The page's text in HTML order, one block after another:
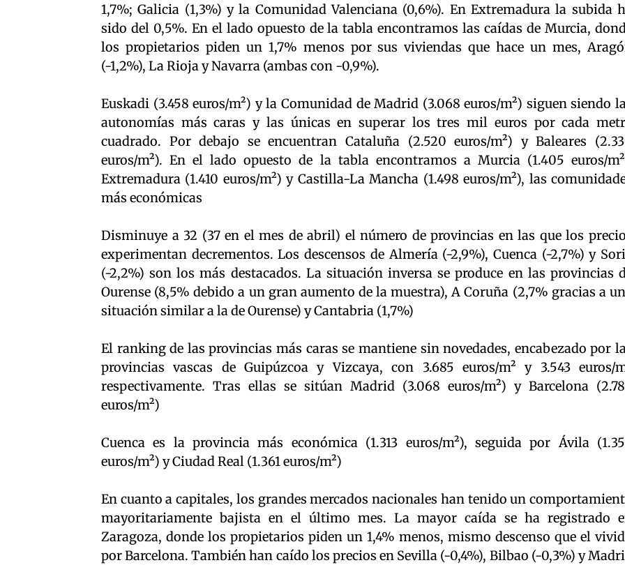
1,7%; Galicia (1,3%) y la Comunidad Valenciana (0,6%). En Extremadura la subida
sido del 0,5%. En el lado opuesto de la tabla encontramos las caídas de Murcia,
los propietarios piden un 1,7% menos por sus viviendas que hace un mes,
(-1,2%), La Rioja y Navarra (ambas con -0,9%).
Euskadi (3.458 euros/m²) y la Comunidad de Madrid (3.068 euros/m²) siguen siendo
autonomías más caras y las únicas en superar los tres mil euros por cada
cuadrado. Por debajo se encuentran Cataluña (2.520 euros/m²) y Baleares
euros/m²). En el lado opuesto de la tabla encontramos a Murcia (1.405 euros/
Extremadura (1.410 euros/m²) y Castilla-La Mancha (1.498 euros/m²), las
más económicas
Disminuye a 32 (37 en el mes de abril) el número de provincias en las que los
experimentan decrementos. Los descensos de Almería (-2,9%), Cuenca (-2,7%) y
(-2,2%) son los más destacados. La situación inversa se produce en las provincias
Ourense (8,5% debido a un gran aumento de la muestra), A Coruña (2,7% gracias a
situación similar a la de Ourense) y Cantabria (1,7%)
El ranking de las provincias más caras se mantiene sin novedades, encabezado por
provincias vascas de Guipúzcoa y Vizcaya, con 3.685 euros/m² y 3.543 euros/
respectivamente. Tras ellas se sitúan Madrid (3.068 euros/m²) y Barcelona
euros/m²)
Cuenca es la provincia más económica (1.313 euros/m²), seguida por Ávila
euros/m²) y Ciudad Real (1.361 euros/m²)
En cuanto a capitales, los grandes mercados nacionales han tenido un
mayoritariamente bajista en el último mes. La mayor caída se ha registrado
Zaragoza, donde los propietarios piden un 1,4% menos, mismo descenso que el
por Barcelona. También han caído los precios en Sevilla (-0,4%), Bilbao (-0,3%) y